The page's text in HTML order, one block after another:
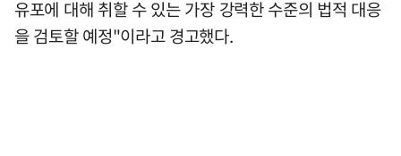
유포에 대해 취할 수 있는 가장 강력한 수준의 법적 대응
을 검토할 예정"이라고 경고했다.